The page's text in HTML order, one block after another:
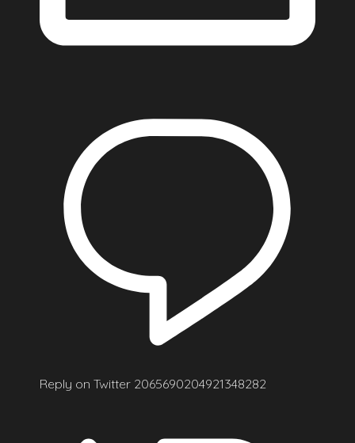
Reply on Twitter 2065690204921348282